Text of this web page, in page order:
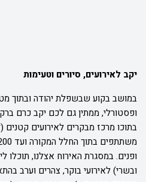
יקב לאירועים, סיורים וטעימות
במושב בקוע שבשפלת יהודה ובתוך
ופסטורלי, ממתין גם לכם יקב כרם
ופנים. במסגרת האירוח אצלנו, תוכלו
ובשרי) לאירועי בוקר, צהרים וערב